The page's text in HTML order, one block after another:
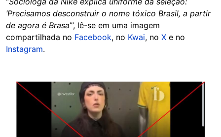
‘Precisamos desconstruir o nome tóxico Brasil, a partir
de agora é Brasa’”, lê-se em uma imagem
compartilhada no Facebook, no Kwai, no X e no
Instagram.
Image